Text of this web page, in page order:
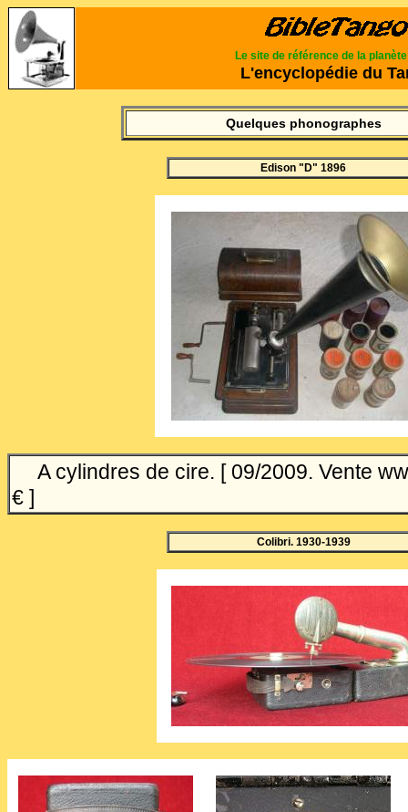
Le site de référence de la planète
L'encyclopédie du
Quelques phonographes
Edison "D" 1896
A cylindres de cire. [ 09/2009. Vente
€ ]
Colibri. 1930-1939